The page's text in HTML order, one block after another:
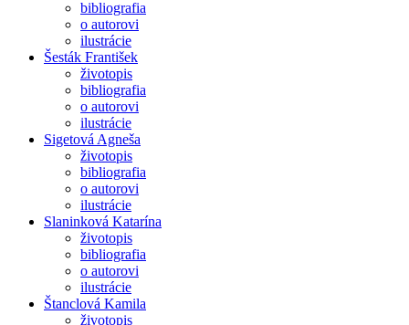
bibliografia
o autorovi
ilustrácie
Šesták František
životopis
bibliografia
o autorovi
ilustrácie
Sigetová Agneša
životopis
bibliografia
o autorovi
ilustrácie
Slaninková Katarína
životopis
bibliografia
o autorovi
ilustrácie
Štanclová Kamila
životopis